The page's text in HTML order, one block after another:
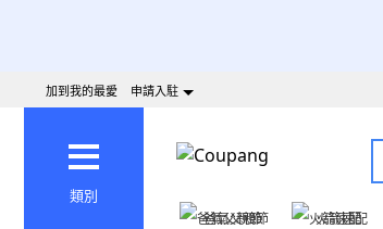
加到我的最愛 申請入駐
類別
爸氣父親節
火箭速配